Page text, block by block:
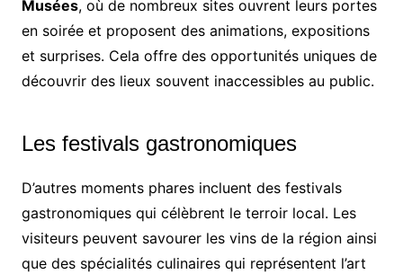
Musées, où de nombreux sites ouvrent leurs portes
en soirée et proposent des animations, expositions
et surprises. Cela offre des opportunités uniques de
découvrir des lieux souvent inaccessibles au public.
Les festivals gastronomiques
D’autres moments phares incluent des festivals
gastronomiques qui célèbrent le terroir local. Les
visiteurs peuvent savourer les vins de la région ainsi
que des spécialités culinaires qui représentent l’art